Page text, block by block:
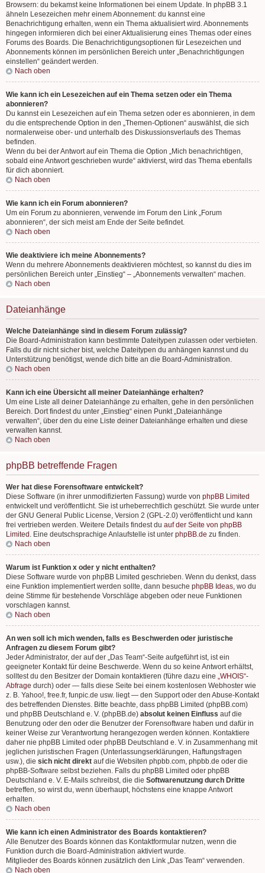
Browsern: du bekamst keine Informationen bei einem Update. In phpBB 3.1
ähneln Lesezeichen mehr einem Abonnement: du kannst eine
Benachrichtigung erhalten, wenn ein Thema aktualisiert wird. Abonnements
hingegen informieren dich bei einer Aktualisierung eines Themas oder eines
Forums des Boards. Die Benachrichtigungsoptionen für Lesezeichen und
Abonnements können im persönlichen Bereich unter „Benachrichtigungen
einstellen“ geändert werden.
Nach oben
Wie kann ich ein Lesezeichen auf ein Thema setzen oder ein Thema
abonnieren?
Du kannst ein Lesezeichen auf ein Thema setzen oder es abonnieren, in dem
du die entsprechende Option in den „Themen-Optionen“ auswählst, die sich
normalerweise ober- und unterhalb des Diskussionsverlaufs des Themas
befinden.
Wenn du bei der Antwort auf ein Thema die Option „Mich benachrichtigen,
sobald eine Antwort geschrieben wurde“ aktivierst, wird das Thema ebenfalls
für dich abonniert.
Nach oben
Wie kann ich ein Forum abonnieren?
Um ein Forum zu abonnieren, verwende im Forum den Link „Forum
abonnieren“, der sich meist am Ende der Seite befindet.
Nach oben
Wie deaktiviere ich meine Abonnements?
Wenn du mehrere Abonnements deaktivieren möchtest, so kannst du dies im
persönlichen Bereich unter „Einstieg“ – „Abonnements verwalten“ machen.
Nach oben
Dateianhänge
Welche Dateianhänge sind in diesem Forum zulässig?
Die Board-Administration kann bestimmte Dateitypen zulassen oder verbieten.
Falls du dir nicht sicher bist, welche Dateitypen du anhängen kannst und du
Unterstützung benötigst, wende dich bitte an die Board-Administration.
Nach oben
Kann ich eine Übersicht all meiner Dateianhänge erhalten?
Um eine Liste all deiner Dateianhänge zu erhalten, gehe in den persönlichen
Bereich. Dort findest du unter „Einstieg“ einen Punkt „Dateianhänge
verwalten“, über den du eine Liste deiner Dateianhänge erhalten und diese
verwalten kannst.
Nach oben
phpBB betreffende Fragen
Wer hat diese Forensoftware entwickelt?
Diese Software (in ihrer unmodifizierten Fassung) wurde von phpBB Limited
entwickelt und veröffentlicht. Sie ist urheberrechtlich geschützt. Sie wurde unter
der GNU General Public License, Version 2 (GPL-2.0) veröffentlicht und kann
frei vertrieben werden. Weitere Details findest du auf der Seite von phpBB
Limited . Eine deutschsprachige Anlaufstelle ist unter phpBB.de zu finden.
Nach oben
Warum ist Funktion x oder y nicht enthalten?
Diese Software wurde von phpBB Limited geschrieben. Wenn du denkst, dass
eine Funktion implementiert werden sollte, dann besuche phpBB Ideas, wo du
deine Stimme für bestehende Vorschläge abgeben oder neue Funktionen
vorschlagen kannst.
Nach oben
An wen soll ich mich wenden, falls es Beschwerden oder juristische
Anfragen zu diesem Forum gibt?
Jeder Administrator, der auf der „Das Team“-Seite aufgeführt ist, ist ein
geeigneter Kontakt für deine Beschwerde. Wenn du so keine Antwort erhältst,
solltest du den Besitzer der Domain kontaktieren (führe dazu eine „WHOIS“-
Abfrage durch) oder — falls diese Seite bei einem kostenlosen Webhoster wie
z. B. Yahoo!, free.fr, funpic.de usw. liegt — den Support oder den Abuse-Kontakt
des betreffenden Dienstes. Bitte beachte, dass phpBB Limited (phpBB.com)
und phpBB Deutschland e. V. (phpBB.de) absolut keinen Einfluss auf die
Benutzung oder den oder die Benutzer der Forensoftware haben und dafür in
keiner Weise zur Verantwortung herangezogen werden können. Kontaktiere
daher nie phpBB Limited oder phpBB Deutschland e. V. in Zusammenhang mit
jeglichen juristischen Fragen (Unterlassungserklärungen, Haftungsfragen
usw.), die sich nicht direkt auf die Websiten phpbb.com, phpbb.de oder die
phpBB-Software selbst beziehen. Falls du phpBB Limited oder phpBB
Deutschland e. V. E-Mails schreibst, die die Softwarenutzung durch Dritte
betreffen, so wirst du, wenn überhaupt, höchstens eine knappe Antwort
erhalten.
Nach oben
Wie kann ich einen Administrator des Boards kontaktieren?
Alle Benutzer des Boards können das Kontaktformular nutzen, wenn die
Funktion durch die Board-Administration aktiviert wurde.
Mitglieder des Boards können zusätzlich den Link „Das Team“ verwenden.
Nach oben